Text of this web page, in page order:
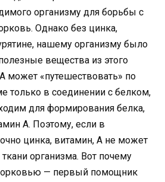
организму для борьбы с
Однако без цинка,
нашему организму было
вещества из этого
может «путешествовать» по
только в соединении с белком,
для формирования белка,
А. Поэтому, если в
цинка, витамин, А не может
организма. Вот почему
— первый помощник